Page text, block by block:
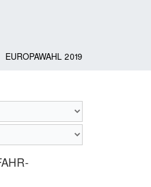
EUROPAWAHL 2019